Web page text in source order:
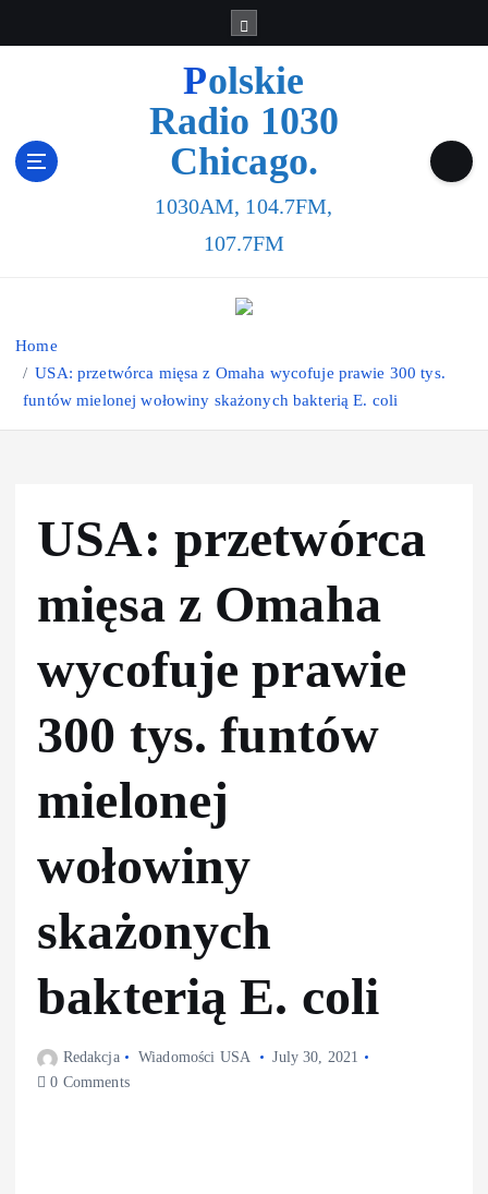
Polskie
Radio 1030
Chicago.
1030AM, 104.7FM,
107.7FM
Home
USA: przetwórca mięsa z Omaha wycofuje prawie 300 tys.
funtów mielonej wołowiny skażonych bakterią E. coli
USA: przetwórca
mięsa z Omaha
wycofuje prawie
300 tys. funtów
mielonej
wołowiny
skażonych
bakterią E. coli
Redakcja Wiadomości USA
July 30, 2021
0 Comments